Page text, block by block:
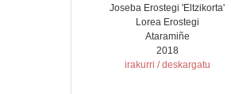
Joseba Erostegi 'Eltzikorta'
Lorea Erostegi
Ataramiñe
2018
irakurri / deskargatu